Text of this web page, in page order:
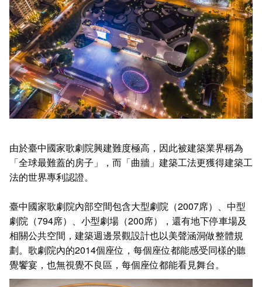
由於臺中國家歌劇院興建難度極高，因此被建築業界稱為
「全球最難蓋的房子」，而「曲牆」建築工法更獲得建築工
法的世界專利認證。
臺中國家歌劇院內部空間包含大型劇院（2007席）、中型
劇院（794席）、小型劇場（200席），還有地下停車場及
相關公共空間，建築週邊景觀設計也以美聲涵洞做整體規
劃。歌劇院內的2014個座位，每個座位都能感受同樣的聽
覺饗宴，也無視覺不良區，每個座位都能看見舞台。